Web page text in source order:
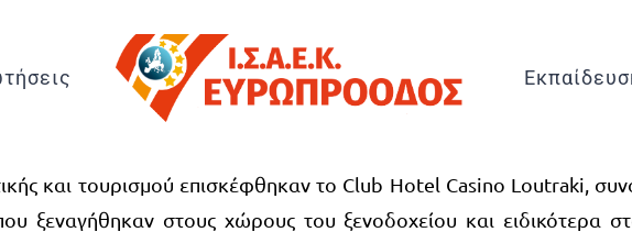
και τουρισμού επισκέφθηκαν το Club Hotel Casino Loutraki,
στους χώρους του ξενοδοχείου και ειδικότερα